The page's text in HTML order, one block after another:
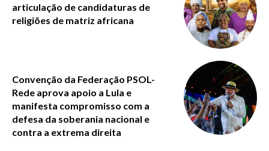
articulação de candidaturas de
religiões de matriz africana
Convenção da Federação PSOL-
Rede aprova apoio a Lula e
manifesta compromisso com a
defesa da soberania nacional e
contra a extrema direita